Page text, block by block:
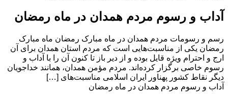
آداب و رسوم مردم همدان در ماه رمضان
رسم و رسومات مردم همدان در ماه مبارک رمضان ماه مبارک
رمضان یکی از مناسبت‌هایی است که مردم استان همدان برای آن
ارج و احترام ویژه قایل بوده و از دیر باز تا کنون آن را با آداب و
رسوم خاصی برگزار کرده‌اند. مردم مؤمن همدان، همانند خداجویان
دیگر نقاط کشور پهناور ایران اسلامی مناسبت‌های […]
آداب و رسوم مردم همدان در ماه رمضان